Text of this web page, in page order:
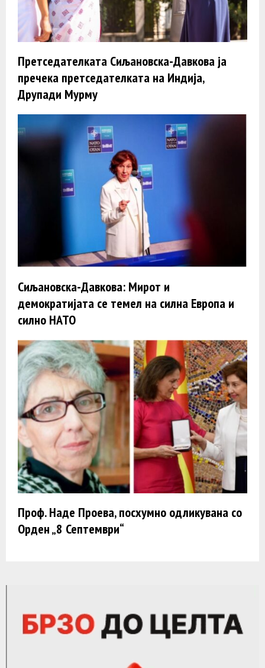
Претседателката Сиљановска-Давкова ја
пречека претседателката на Индија,
Друпади Мурму
Сиљановска-Давкова: Мирот и
демократијата се темел на силна Европа и
силно НАТО
Проф. Наде Проева, посхумно одликувана со
Орден „8 Септември“